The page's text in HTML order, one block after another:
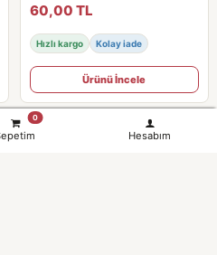
60,00 TL
Hızlı kargo Kolay iade
Ürünü İncele
0
Hesabım